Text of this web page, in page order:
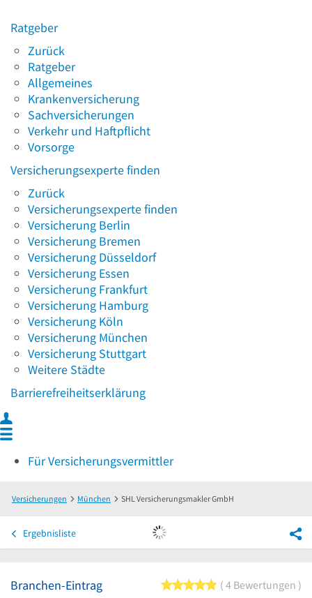
Ratgeber
Zurück
Ratgeber
Allgemeines
Krankenversicherung
Sachversicherungen
Verkehr und Haftpflicht
Vorsorge
Versicherungsexperte finden
Zurück
Versicherungsexperte finden
Versicherung Berlin
Versicherung Bremen
Versicherung Düsseldorf
Versicherung Essen
Versicherung Frankfurt
Versicherung Hamburg
Versicherung Köln
Versicherung München
Versicherung Stuttgart
Weitere Städte
Barrierefreiheitserklärung
Für Versicherungsvermittler
Versicherungen München SHL Versicherungsmakler GmbH
Ergebnisliste
Branchen-Eintrag 5 von 5 Sternen
4 Bewertungen